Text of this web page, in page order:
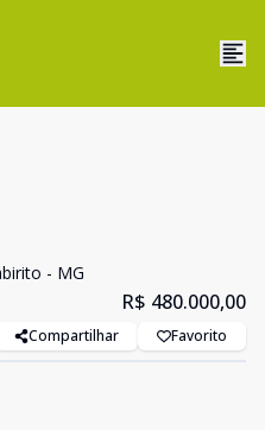
- MG
R$ 480.000,00
Compartilhar Favorito